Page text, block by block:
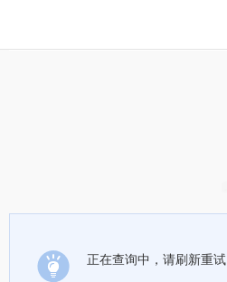
正在查询中，请刷新重试